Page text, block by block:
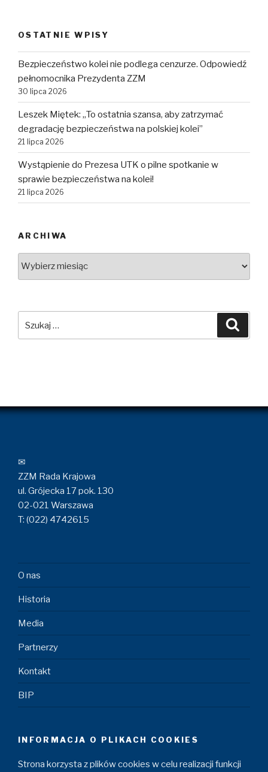
OSTATNIE WPISY
Bezpieczeństwo kolei nie podlega cenzurze. Odpowiedź
pełnomocnika Prezydenta ZZM
30 lipca 2026
Leszek Miętek: „To ostatnia szansa, aby zatrzymać
degradację bezpieczeństwa na polskiej kolei”
21 lipca 2026
Wystąpienie do Prezesa UTK o pilne spotkanie w
sprawie bezpieczeństwa na kolei!
21 lipca 2026
ARCHIWA
✉
ZZM Rada Krajowa
ul. Grójecka 17 pok. 130
02-021 Warszawa
T: (022) 4742615
O nas
Historia
Media
Partnerzy
Kontakt
BIP
INFORMACJA O PLIKACH COOKIES
Strona korzysta z plików cookies w celu realizacji funkcji